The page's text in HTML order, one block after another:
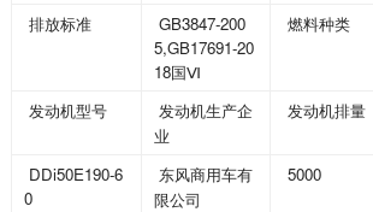
排放标准
GB3847-200
5,GB17691-20
18国Ⅵ
燃料种类
发动机型号
发动机生产企
业
发动机排量
DDi50E190-6
0
东风商用车有
限公司
5000